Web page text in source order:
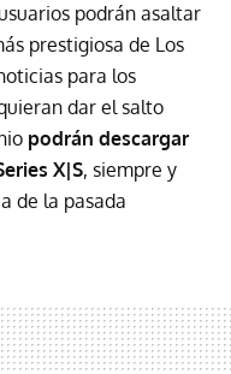
podrán asaltar
prestigiosa de Los
para los
dar el salto
podrán descargar
X|S, siempre y
de la pasada